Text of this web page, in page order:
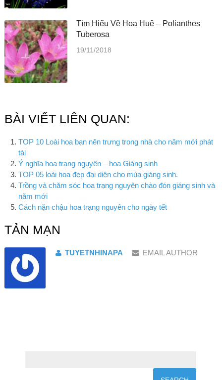
Tìm Hiểu Về Hoa Huệ – Polianthes
Tuberosa
19/11/2018
BÀI VIẾT LIÊN QUAN:
TOP 10 Loài hoa bạn nên trưng trong nhà cho năm mới phát
tài
Ý nghĩa hoa trạng nguyên – hoa Giáng sinh
TOP 05 loài hoa đẹp đại diện cho mùa giáng sinh.
Trồng và chăm sóc hoa trạng nguyên chào đón giáng sinh và
năm mới
Cách nặn chậu hoa trạng nguyên cho ngày tết
TẢN MẠN
TUYETNHINAPA EMAIL AUTHOR